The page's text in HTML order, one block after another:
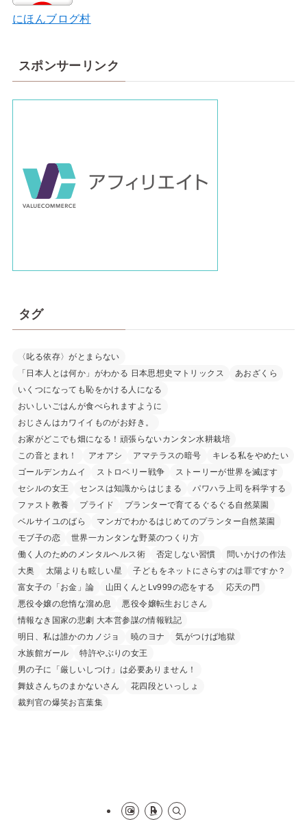
にほんブログ村
スポンサーリンク
タグ
〈叱る依存〉がとまらない
「日本人とは何か」がわかる 日本思想史マトリックス
あおざくら
いくつになっても恥をかける人になる
おいしいごはんが食べられますように
おじさんはカワイイものがお好き。
お家がどこでも畑になる！頑張らないカンタン水耕栽培
この音とまれ！
アオアシ アマテラスの暗号
キレる私をやめたい
ゴールデンカムイ
ストロベリー戦争
ストーリーが世界を滅ぼす
セシルの女王
センスは知識からはじまる
パワハラ上司を科学する
ファスト教養
プライド
プランターで育てるぐるぐる自然菜園
ベルサイユのばら
マンガでわかるはじめてのプランター自然菜園
モブ子の恋
世界一カンタンな野菜のつくり方
働く人のためのメンタルヘルス術
否定しない習慣
問いかけの作法
大奥
太陽よりも眩しい星
子どもをネットにさらすのは罪ですか？
富女子の「お金」論
山田くんとLv999の恋をする
応天の門
悪役令嬢の怠惰な溜め息
悪役令嬢転生おじさん
情報なき国家の悲劇 大本営参謀の情報戦記
明日、私は誰かのカノジョ
暁のヨナ
気がつけば地獄
水族館ガール
特許やぶりの女王
男の子に「厳しいしつけ」は必要ありません！
舞妓さんちのまかないさん
花四段といっしょ
裁判官の爆笑お言葉集